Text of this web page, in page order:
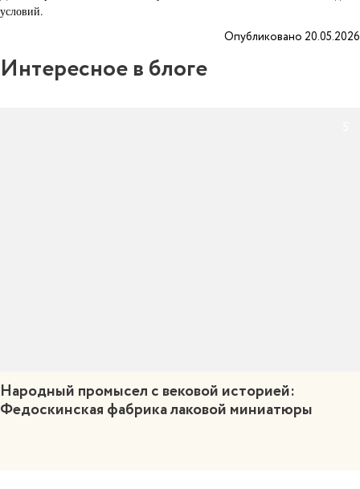
условий.
Опубликовано 20.05.2026
Интересное в блоге
Народный промысел с вековой историей:
Федоскинская фабрика лаковой миниатюры